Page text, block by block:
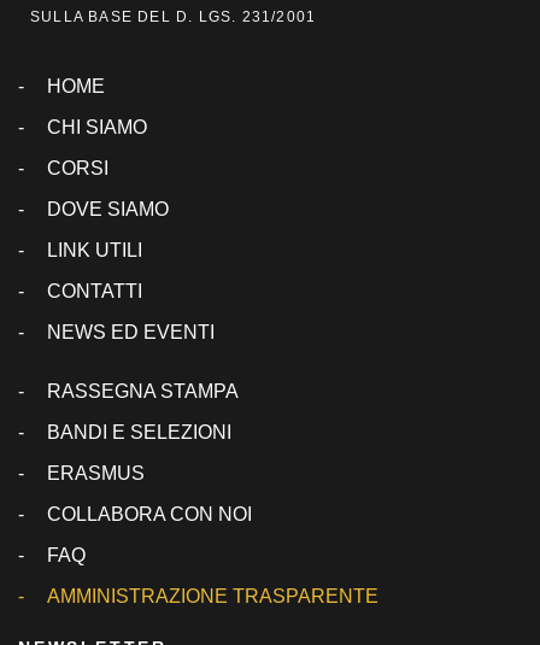
SULLA BASE DEL D. LGS. 231/2001
HOME
CHI SIAMO
CORSI
DOVE SIAMO
LINK UTILI
CONTATTI
NEWS ED EVENTI
RASSEGNA STAMPA
BANDI E SELEZIONI
ERASMUS
COLLABORA CON NOI
FAQ
AMMINISTRAZIONE TRASPARENTE